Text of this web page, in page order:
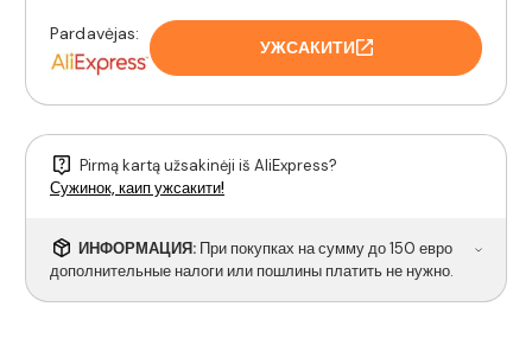
Pardavėjas:
УЖСАКИТИ
Pirmą kartą užsakinėji iš AliExpress?
Сужинок, каип ужсакити!
ИНФОРМАЦИЯ: При покупках на сумму до 150 евро
дополнительные налоги или пошлины платить не нужно.